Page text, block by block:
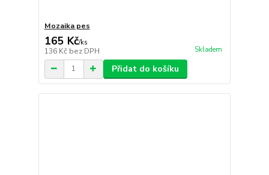
Mozaika pes
165 Kč/ks
136 Kč bez DPH Skladem
Přidat do košíku